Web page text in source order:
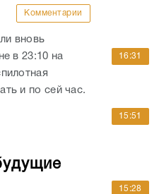
Комментарии
вновь
в 23:10 на
и по сей час.
16:31
15:51
15:28